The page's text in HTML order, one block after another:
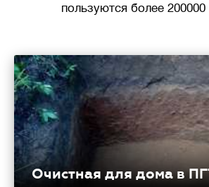
пользуются более 200000
Очистная для дома в